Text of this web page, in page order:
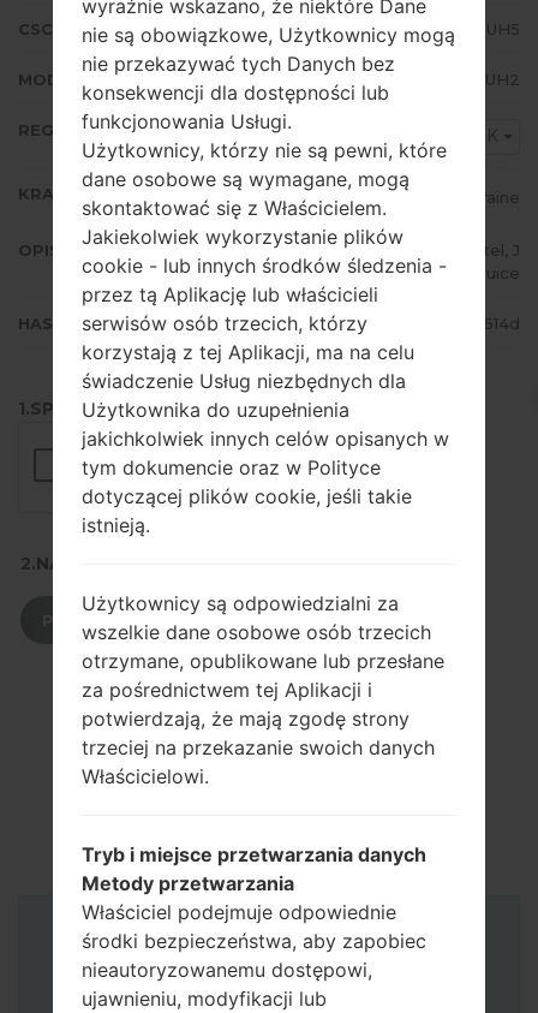
CSC WERSJA N986BOXM3DUH5
MODEM/CP WERSJA N986BXXU3DUH2
REGION SEK
KRAJ Ukraine
OPIS
MTS, Kyivstar, Life:), Beeline, Utel, J
eans, Djuice
HASH e9f9d5ba000c57aa66e63fb26df4614d
1.SPRAWDŹ RECAPTCHA
2.NACIŚNIJ, ABY POBRAĆ
POBIERZ
Instrukcje
wyraźnie wskazano, że niektóre Dane
nie są obowiązkowe, Użytkownicy mogą
nie przekazywać tych Danych bez
konsekwencji dla dostępności lub
funkcjonowania Usługi.
Użytkownicy, którzy nie są pewni, które
dane osobowe są wymagane, mogą
skontaktować się z Właścicielem.
Jakiekolwiek wykorzystanie plików
cookie - lub innych środków śledzenia -
przez tą Aplikację lub właścicieli
serwisów osób trzecich, którzy
korzystają z tej Aplikacji, ma na celu
świadczenie Usług niezbędnych dla
Użytkownika do uzupełnienia
jakichkolwiek innych celów opisanych w
tym dokumencie oraz w Polityce
dotyczącej plików cookie, jeśli takie
istnieją.
Użytkownicy są odpowiedzialni za
wszelkie dane osobowe osób trzecich
otrzymane, opublikowane lub przesłane
za pośrednictwem tej Aplikacji i
potwierdzają, że mają zgodę strony
trzeciej na przekazanie swoich danych
Właścicielowi.
Tryb i miejsce przetwarzania danych
Metody przetwarzania
Właściciel podejmuje odpowiednie
środki bezpieczeństwa, aby zapobiec
nieautoryzowanemu dostępowi,
ujawnieniu, modyfikacji lub